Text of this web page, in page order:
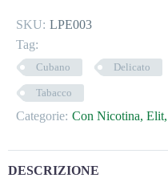
SKU: LPE003
Tag:
Cubano Delicato
Tabacco
Categorie: Con Nicotina, Elit,
DESCRIZIONE